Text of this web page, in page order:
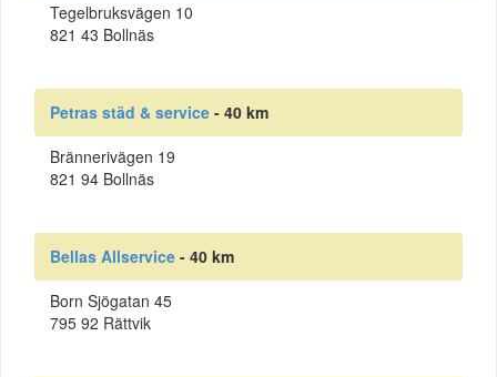
Tegelbruksvägen 10
821 43 Bollnäs
Petras städ & service - 40 km
Brännerivägen 19
821 94 Bollnäs
Bellas Allservice - 40 km
Born Sjögatan 45
795 92 Rättvik